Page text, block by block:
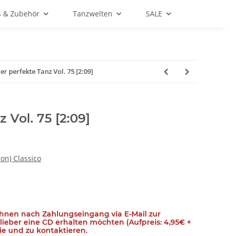
& Zubehör Tanzwelten SALE
perfekte Tanz Vol. 75 [2:09]
Vol. 75 [2:09]
Classico
nach Zahlungseingang via E-Mail zur
eine CD erhalten möchten (Aufpreis: 4,95€ +
und zu kontaktieren.